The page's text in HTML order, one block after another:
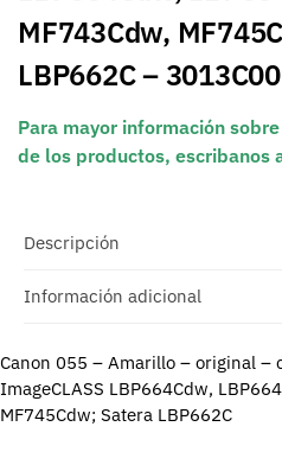
MF743Cdw,
LBP662C –
Para mayor información
de los productos, escribanos
Descripción
Información adicional
Canon 055 – Amarillo – original –
ImageCLASS LBP664Cdw,
MF745Cdw; Satera LBP662C